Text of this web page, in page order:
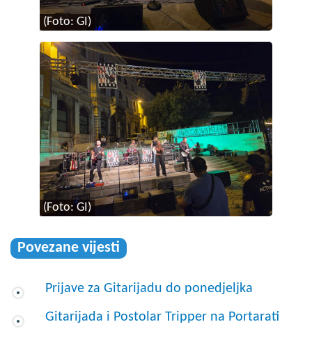
(Foto: GI)
(Foto: GI)
Povezane vijesti
Prijave za Gitarijadu do ponedjeljka
Gitarijada i Postolar Tripper na Portarati